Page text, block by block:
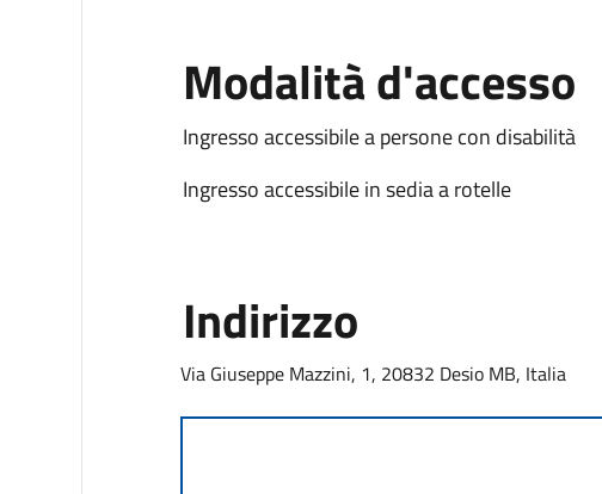
Modalità d'accesso
Ingresso accessibile a persone con disabilità
Ingresso accessibile in sedia a rotelle
Indirizzo
Via Giuseppe Mazzini, 1, 20832 Desio MB, Italia